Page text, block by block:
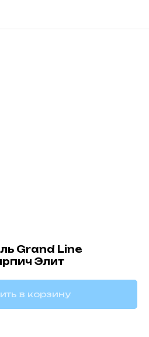
Grand Line
Элит
в корзину